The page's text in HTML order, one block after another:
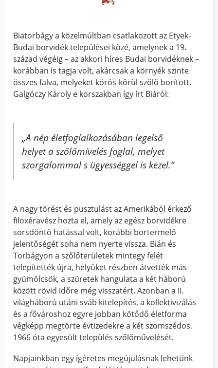
Biatorbágy a közelmúltban csatlakozott az Etyek-
Budai borvidék települései közé, amelynek a 19.
század végéig – az akkori híres Budai borvidéknek –
korábban is tagja volt, akárcsak a környék szinte
összes falva, melyeket körös-körül szőlő borított.
Galgóczy Károly e korszakban így írt Biáról:
„A nép életfoglalkozásában legelső
helyet a szőlőmívelés foglal, melyet
szorgalommal s ügyességgel is kezel.”
A nagy törést és pusztulást az Amerikából érkező
filoxéravész hozta el, amely az egész borvidékre
sorsdöntő hatással volt, korábbi bortermelő
jelentőségét soha nem nyerte vissza. Bián és
Torbágyon a szőlőterületek mintegy felét
telepítették újra, helyüket részben átvették más
gyümölcsök, a szüretek hangulata a két háború
között rövid időre még visszatért. Azonban a II.
világháború utáni sváb kitelepítés, a kollektivizálás
és a fővároshoz egyre jobban kötődő életforma
végképp megtörte évtizedekre a két szomszédos,
1966 óta egyesült település szőlőművelését.
Napjainkban egy ígéretes megújulásnak lehetünk